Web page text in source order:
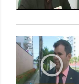
play_circle_outline